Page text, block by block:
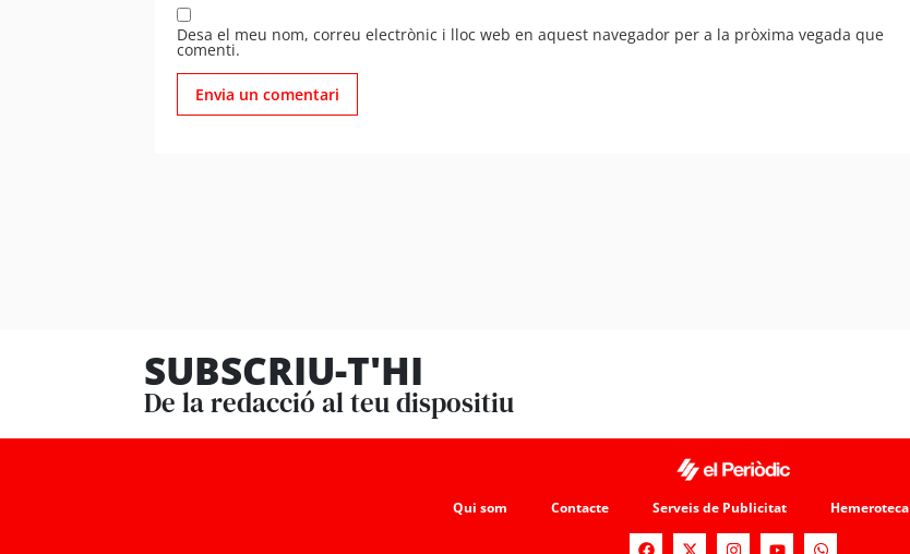
Desa el meu nom, correu electrònic i lloc web en aquest navegador per a la pròxima vegada que
comenti.
SUBSCRIU-T'HI
De la redacció al teu dispositiu
Qui som Contacte Serveis de Publicitat Hemeroteca